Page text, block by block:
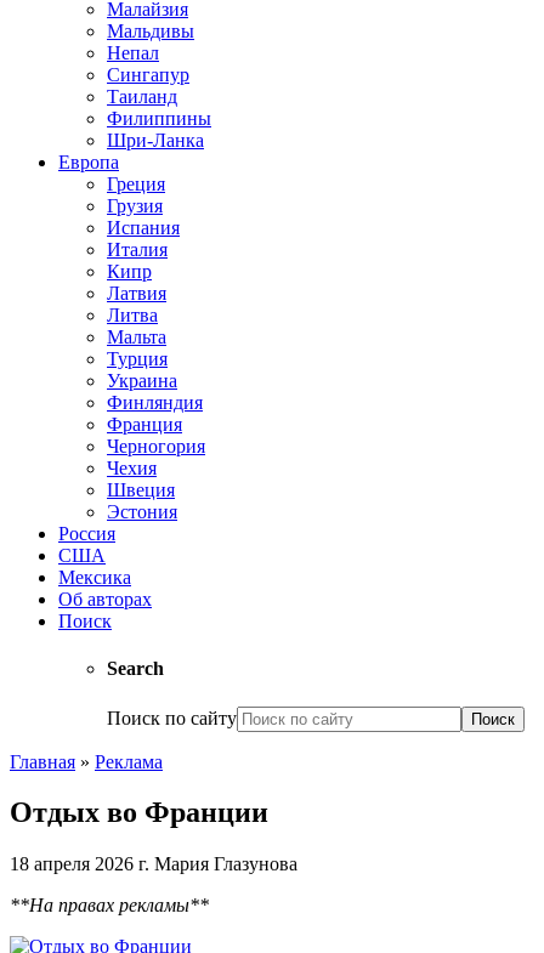
Малайзия
Мальдивы
Непал
Сингапур
Таиланд
Филиппины
Шри-Ланка
Европа
Греция
Грузия
Испания
Италия
Кипр
Латвия
Литва
Мальта
Турция
Украина
Финляндия
Франция
Черногория
Чехия
Швеция
Эстония
Россия
США
Мексика
Об авторах
Поиск
Search
Поиск по сайту
Главная » Реклама
Отдых во Франции
18 апреля 2026 г. Мария Глазунова
**На правах рекламы**